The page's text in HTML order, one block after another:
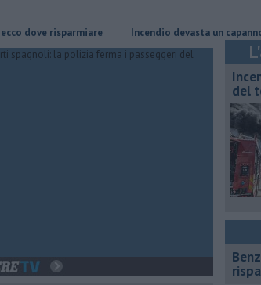
risparmiare Incendio devasta un capannone,
del